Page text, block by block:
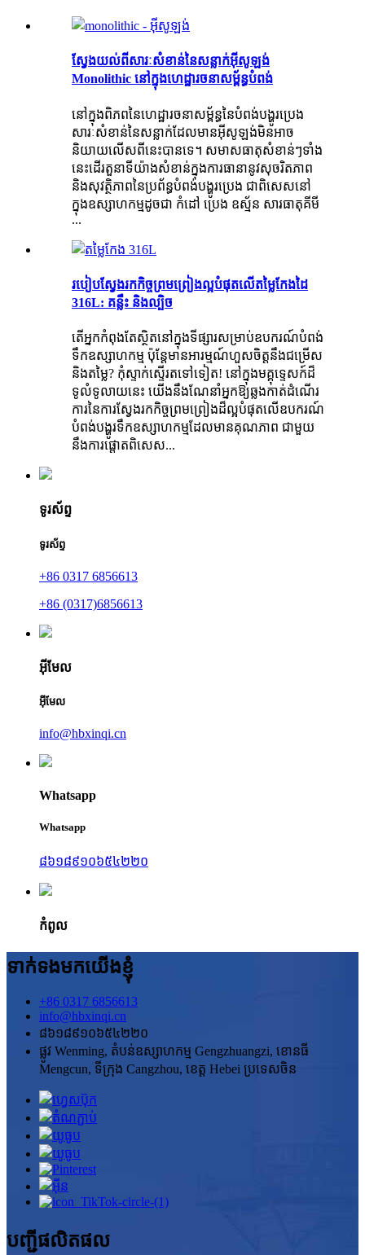
ស្វែងយល់ពីសារៈសំខាន់នៃសន្លាក់អ៊ីសូឡង់
Monolithic នៅក្នុងហេដ្ឋារចនាសម្ព័ន្ធបំពង់
នៅក្នុងពិភពនៃហេដ្ឋារចនាសម្ព័ន្ធនៃបំពង់បង្ហូរប្រេង
សារៈសំខាន់នៃសន្លាក់ដែលមានអ៊ីសូឡង់មិនអាច
និយាយលើសពីនេះបានទេ។ សមាសធាតុសំខាន់ៗទាំង
នេះដើរតួនាទីយ៉ាងសំខាន់ក្នុងការធានានូវសុចរិតភាព
និងសុវត្ថិភាពនៃប្រព័ន្ធបំពង់បង្ហូរប្រេង ជាពិសេសនៅ
ក្នុងឧស្សាហកម្មដូចជា កំដៅ ប្រេង ឧស្ម័ន សារធាតុគីមី
...
របៀបស្វែងរកកិច្ចព្រមព្រៀងល្អបំផុតលើតម្លៃកែងដៃ
316L: គន្លឹះ និងល្បិច
តើ​អ្នក​កំពុង​តែ​ស្ថិត​នៅ​ក្នុង​ទីផ្សារ​សម្រាប់​ឧបករណ៍​បំពង់​
ទឹក​ឧស្សាហកម្ម ប៉ុន្តែ​មាន​អារម្មណ៍​ហួស​ចិត្ត​នឹង​ជម្រើស​
និង​តម្លៃ? កុំស្ទាក់ស្ទើរតទៅទៀត! នៅក្នុងមគ្គុទ្ទេសក៍ដ៏
ទូលំទូលាយនេះ យើងនឹងណែនាំអ្នកឱ្យឆ្លងកាត់ដំណើរ
ការនៃការស្វែងរកកិច្ចព្រមព្រៀងដ៏ល្អបំផុតលើឧបករណ៍
បំពង់បង្ហូរទឹកឧស្សាហកម្មដែលមានគុណភាព ជាមួយ
នឹងការផ្តោតពិសេស...
ទូរស័ព្ទ
ទូរស័ព្ទ
+86 0317 6856613
+86 (0317)6856613
អ៊ីមែល
អ៊ីមែល
info@hbxinqi.cn
Whatsapp
Whatsapp
៨៦១៨៩១០៦៥៤២២០
កំពូល
ទាក់ទងមកយើងខ្ញុំ
+86 0317 6856613
info@hbxinqi.cn
៨៦១៨៩១០៦៥៤២២០
ផ្លូវ Wenming, តំបន់ឧស្សាហកម្ម Gengzhuangzi, ខោនធី
Mengcun, ទីក្រុង Cangzhou, ខេត្ត Hebei ប្រទេសចិន
បញ្ជីផលិតផល